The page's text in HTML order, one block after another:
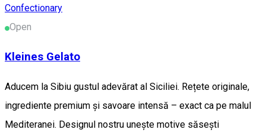
Confectionary
Open
Kleines Gelato
Aducem la Sibiu gustul adevărat al Siciliei. Rețete originale,
ingrediente premium și savoare intensă – exact ca pe malul
Mediteranei. Designul nostru unește motive săsești